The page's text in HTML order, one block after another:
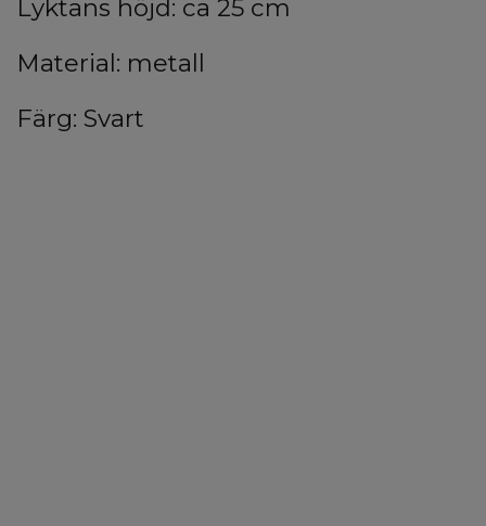
Lyktans höjd: ca 25 cm
Material: metall
Färg: Svart